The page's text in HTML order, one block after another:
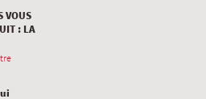
VOUS
: LA